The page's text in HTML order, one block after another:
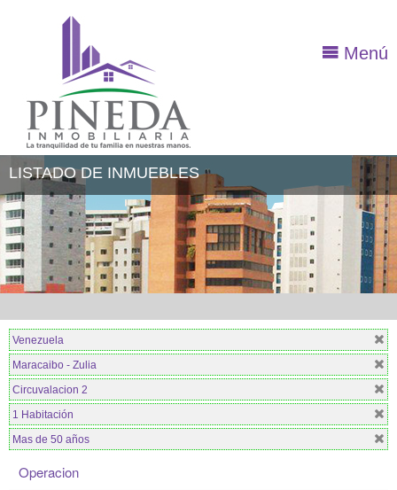
Menú
LISTADO DE INMUEBLES
Venezuela
Maracaibo - Zulia
Circuvalacion 2
1 Habitación
Mas de 50 años
Operacion